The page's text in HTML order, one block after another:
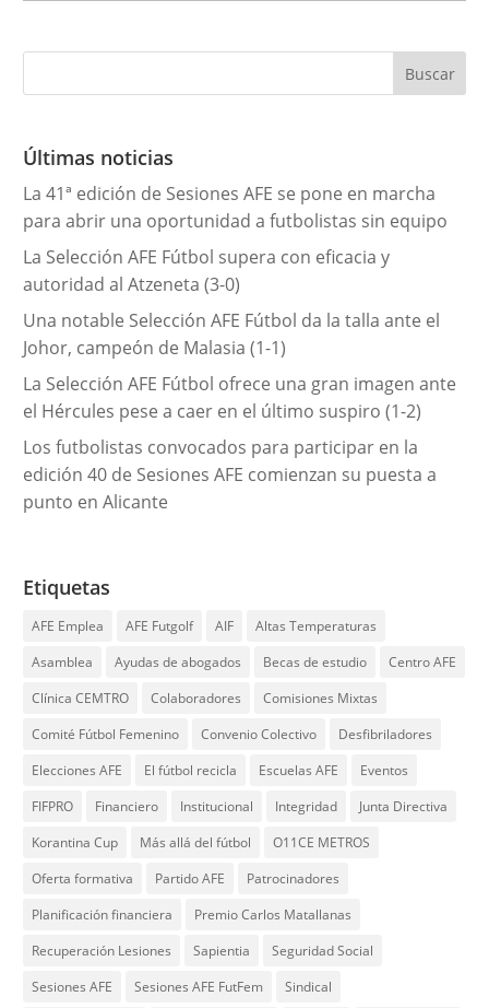
a
g
r
a
s
Últimas noticias
La 41ª edición de Sesiones AFE se pone en marcha
para abrir una oportunidad a futbolistas sin equipo
La Selección AFE Fútbol supera con eficacia y
autoridad al Atzeneta (3-0)
Una notable Selección AFE Fútbol da la talla ante el
Johor, campeón de Malasia (1-1)
La Selección AFE Fútbol ofrece una gran imagen ante
el Hércules pese a caer en el último suspiro (1-2)
Los futbolistas convocados para participar en la
edición 40 de Sesiones AFE comienzan su puesta a
punto en Alicante
Etiquetas
AFE Emplea AFE Futgolf AIF
Altas Temperaturas
Asamblea
Ayudas de abogados Becas de estudio
Centro AFE
Clínica CEMTRO
Colaboradores
Comisiones Mixtas
Comité Fútbol Femenino
Convenio Colectivo
Desfibriladores
Elecciones AFE
El fútbol recicla Escuelas AFE
Eventos
FIFPRO
Financiero Institucional Integridad
Junta Directiva
Korantina Cup
Más allá del fútbol
O11CE METROS
Oferta formativa
Partido AFE
Patrocinadores
Planificación financiera
Premio Carlos Matallanas
Recuperación Lesiones
Sapientia
Seguridad Social
Sesiones AFE
Sesiones AFE FutFem
Sindical